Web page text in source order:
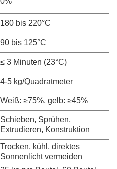
180 bis 220°C
90 bis 125°C
≤ 3 Minuten (23°C)
4-5 kg/Quadratmeter
Weiß: ≥75%, gelb: ≥45%
Schieben, Sprühen,
Extrudieren, Konstruktion
Trocken, kühl, direktes
Sonnenlicht vermeiden